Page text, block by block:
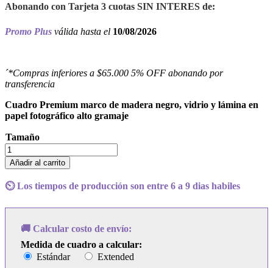
Abonando con Tarjeta 3 cuotas SIN INTERES de:
Promo Plus válida hasta el 10/08/2026
´*Compras inferiores a $65.000 5% OFF abonando por
transferencia
Cuadro Premium marco de madera negro, vidrio y lámina en
papel fotográfico alto gramaje
Tamaño
Cuadro
Jeezy
-
TM
cantidad
Añadir al carrito
⏲️ Los tiempos de producción son entre 6 a 9 dias habiles
🚚 Calcular costo de envío:
Medida de cuadro a calcular:
Estándar
Extended